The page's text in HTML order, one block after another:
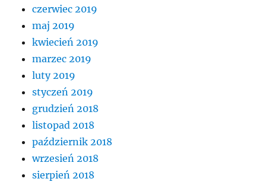
czerwiec 2019
maj 2019
kwiecień 2019
marzec 2019
luty 2019
styczeń 2019
grudzień 2018
listopad 2018
październik 2018
wrzesień 2018
sierpień 2018